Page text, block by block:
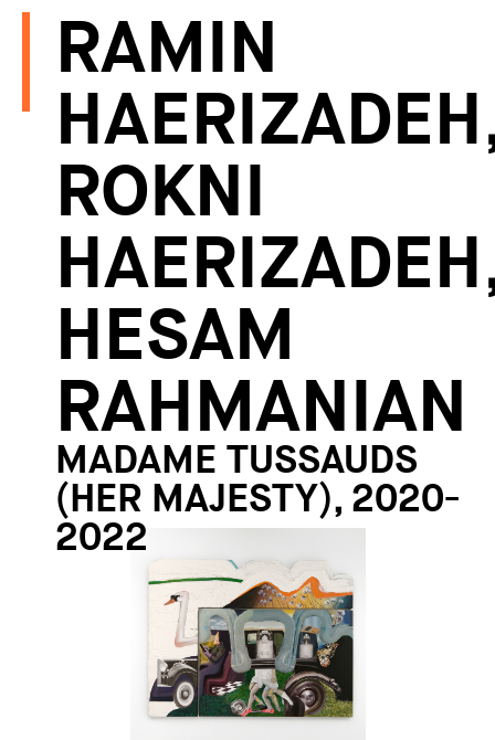
RAMIN
ROKNI
HESAM
RAHMANIAN
MADAME TUSSAUDS
(HER MAJESTY), 2020-
2022